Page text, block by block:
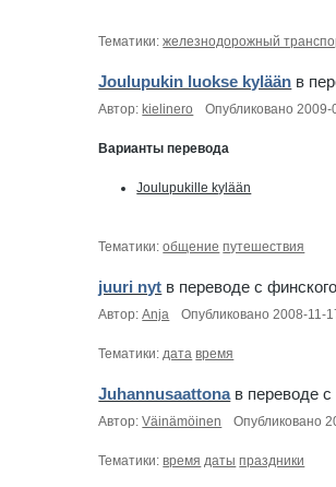
Тематики:железнодорожный
Joulupukin luokse kylään в
Автор:kielinero Опубликовано 2009-
Варианты перевода
Joulupukille kylään
Тематики:общение путешествия
juuri nyt в переводе c финского
Автор:Anja Опубликовано 2008-11-
Тематики: дата время
Juhannusaattonaв переводе c
Автор:Väinämöinen Опубликовано
Тематики:время даты праздники